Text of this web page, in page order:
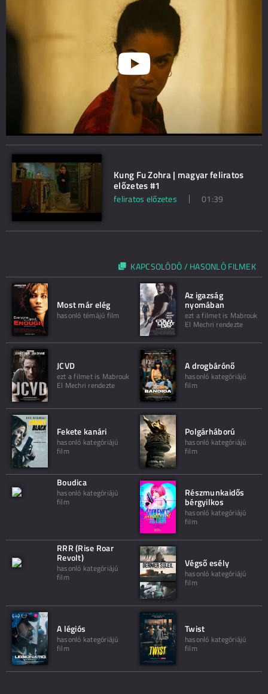
Kung Fu Zohra | magyar feliratos
előzetes #1
feliratos előzetes 01:39
KAPCSOLÓDÓ / HASONLÓ FILMEK
Most már elég
hasonló témájú film
Az igazság
nyomában
ezt a filmet is Mabrouk
El Mechri rendezte
JCVD
ezt a filmet is Mabrouk
El Mechri rendezte
A drogbárónő
hasonló kategóriájú
film
Fekete kanári
hasonló kategóriájú
film
Polgárháború
hasonló kategóriájú
film
Boudica
hasonló kategóriájú
film
Részmunkaidős
bérgyilkos
hasonló kategóriájú
film
RRR (Rise Roar
Revolt)
hasonló kategóriájú
film
Végső esély
hasonló kategóriájú
film
A légiós
hasonló kategóriájú
film
Twist
hasonló kategóriájú
film